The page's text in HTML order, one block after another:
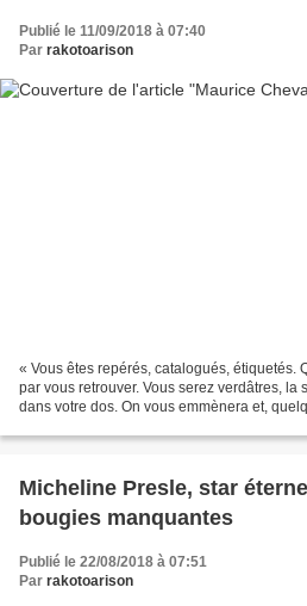
Publié le 11/09/2018 à 07:40
Par rakotoarison
« Vous êtes repérés, catalogués, étiquetés.
par vous retrouver. Vous serez verdâtres, la
dans votre dos. On vous emmènera et,
Micheline Presle, star
bougies manquantes
Publié le 22/08/2018 à 07:51
Par rakotoarison